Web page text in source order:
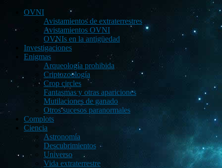
OVNI
Avistamientos de extraterrestres
Avistamientos OVNI
OVNIs en la antigüedad
Investigaciones
Enigmas
Arqueología prohibida
Criptozoología
Crop circles
Fantasmas y otras apariciones
Mutilaciones de ganado
Otros sucesos paranormales
Complots
Ciencia
Astronomía
Descubrimientos
Universo
Vida extraterrestre